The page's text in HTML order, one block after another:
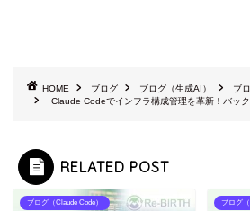
HOME ブログ ブログ（生成AI）
ブ
Claude Codeでインフラ構成管理を革新！バッ
RELATED POST
ブログ（Claude Code） ブログ（